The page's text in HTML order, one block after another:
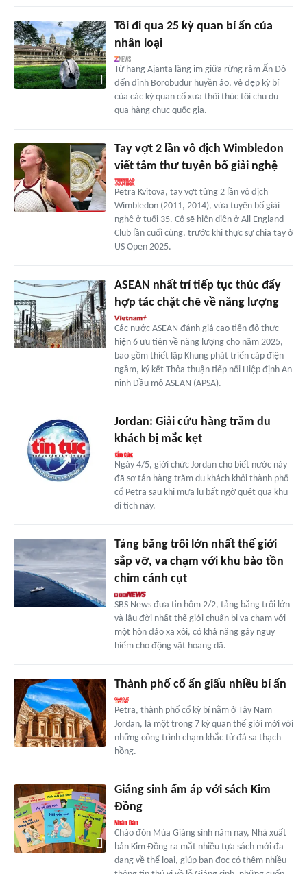
Tôi đi qua 25 kỳ quan bí ẩn của
nhân loại
Từ hang Ajanta lặng im giữa rừng rậm Ấn Độ
đến đỉnh Borobudur huyền ảo, vẻ đẹp kỳ bí
của các kỳ quan cổ xưa thôi thúc tôi chu du
qua hàng chục quốc gia.
Tay vợt 2 lần vô địch Wimbledon
viết tâm thư tuyên bố giải nghệ
Petra Kvitova, tay vợt từng 2 lần vô địch
Wimbledon (2011, 2014), vừa tuyên bố giải
nghệ ở tuổi 35. Cô sẽ hiện diện ở All England
Club lần cuối cùng, trước khi thực sự chia tay ở
US Open 2025.
ASEAN nhất trí tiếp tục thúc đẩy
hợp tác chặt chẽ về năng lượng
Các nước ASEAN đánh giá cao tiến độ thực
hiện 6 ưu tiên về năng lượng cho năm 2025,
bao gồm thiết lập Khung phát triển cáp điện
ngầm, ký kết Thỏa thuận tiếp nối Hiệp định An
ninh Dầu mỏ ASEAN (APSA).
Jordan: Giải cứu hàng trăm du
khách bị mắc kẹt
Ngày 4/5, giới chức Jordan cho biết nước này
đã sơ tán hàng trăm du khách khỏi thành phố
cổ Petra sau khi mưa lũ bất ngờ quét qua khu
di tích này.
Tảng băng trôi lớn nhất thế giới
sắp vỡ, va chạm với khu bảo tồn
chim cánh cụt
SBS News đưa tin hôm 2/2, tảng băng trôi lớn
và lâu đời nhất thế giới chuẩn bị va chạm với
một hòn đảo xa xôi, có khả năng gây nguy
hiểm cho động vật hoang dã.
Thành phố cổ ẩn giấu nhiều bí ẩn
Petra, thành phố cổ kỳ bí nằm ở Tây Nam
Jordan, là một trong 7 kỳ quan thế giới mới với
những công trình chạm khắc từ đá sa thạch
hồng.
Giáng sinh ấm áp với sách Kim
Đồng
Chào đón Mùa Giáng sinh năm nay, Nhà xuất
bản Kim Đồng ra mắt nhiều tựa sách mới đa
dạng về thể loại, giúp bạn đọc có thêm nhiều